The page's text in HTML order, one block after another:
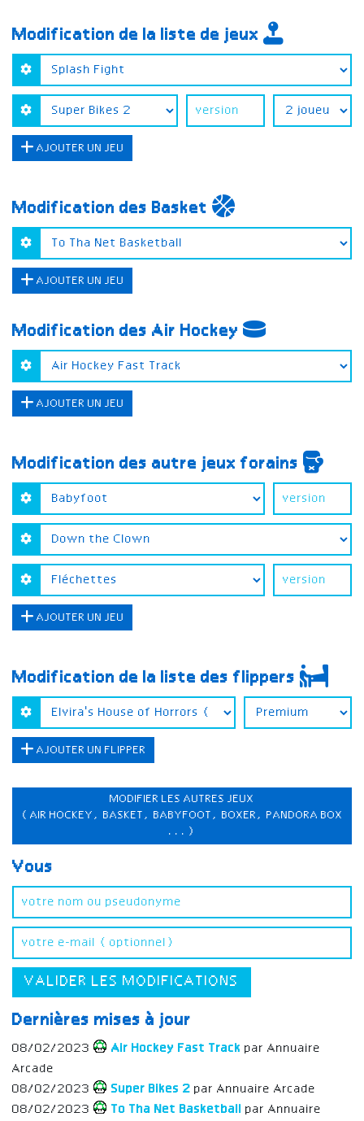
Modification de la liste de jeux
AJOUTER UN JEU
Modification des Basket
AJOUTER UN JEU
Modification des Air Hockey
AJOUTER UN JEU
Modification des autre jeux forains
AJOUTER UN JEU
Modification de la liste des flippers
AJOUTER UN FLIPPER
MODIFIER LES AUTRES JEUX
(AIR HOCKEY, BASKET, BABYFOOT, BOXER, PANDORA BOX
...)
Vous
VALIDER LES MODIFICATIONS
Dernières mises à jour
08/02/2023 Air Hockey Fast Track par Annuaire
Arcade
08/02/2023
Super Bikes 2 par Annuaire Arcade
08/02/2023
To Tha Net Basketball par Annuaire